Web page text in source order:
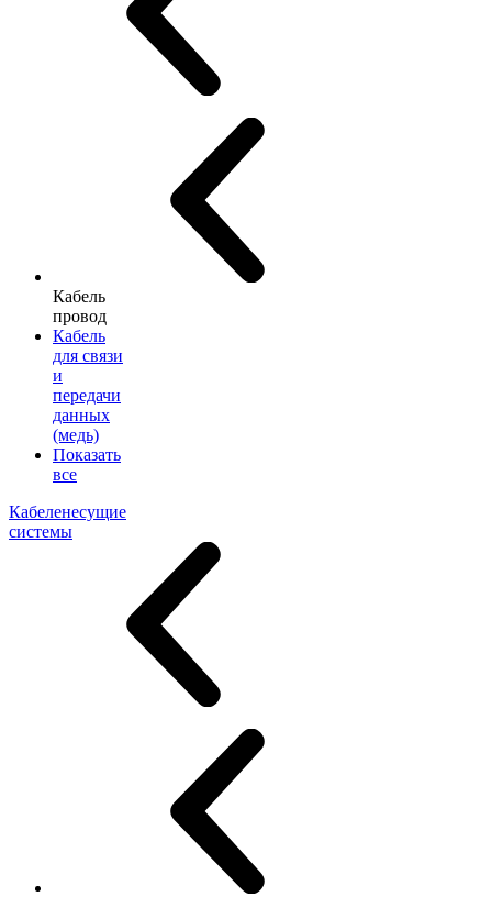
Кабель
провод
Кабель
для связи
и
передачи
данных
(медь)
Показать
все
Кабеленесущие
системы